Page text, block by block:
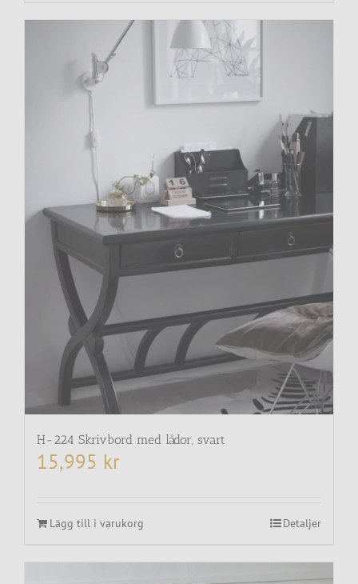
H-224 Skrivbord med lådor, svart
15,995 kr
Lägg till i varukorg Detaljer